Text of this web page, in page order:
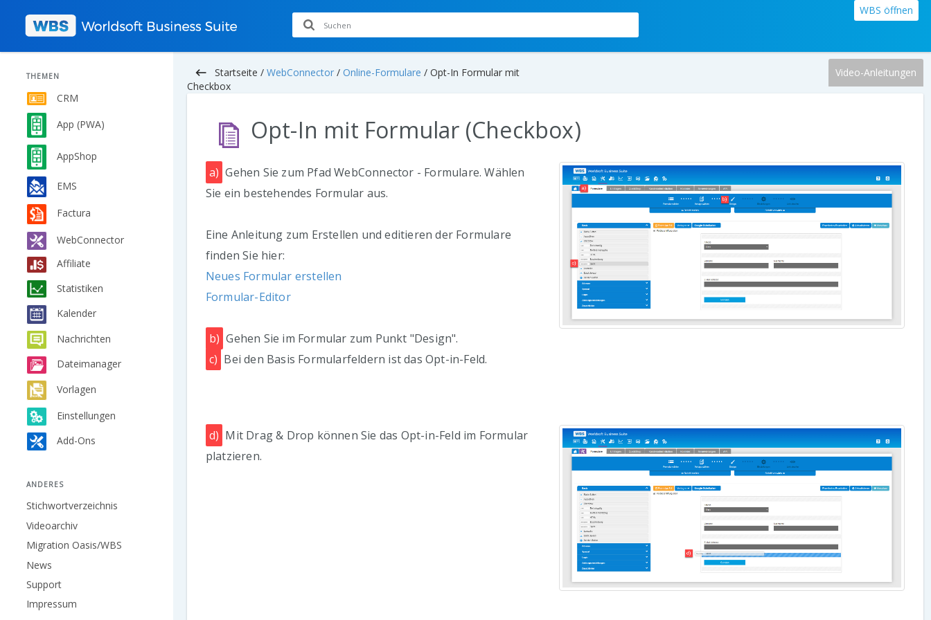
WBS öffnen
THEMEN
CRM
App (PWA)
AppShop
EMS
Factura
WebConnector
Affiliate
Statistiken
Kalender
Nachrichten
Dateimanager
Vorlagen
Einstellungen
Add-Ons
ANDERES
Stichwortverzeichnis
Videoarchiv
Migration Oasis/WBS
News
Support
Impressum
keyboard_backspace Startseite / WebConnector / Online-Formulare / Opt-In Formular mit
Checkbox
Video-Anleitungen
Opt-In mit Formular (Checkbox)
a) Gehen Sie zum Pfad WebConnector - Formulare. Wählen
Sie ein bestehendes Formular aus.
Eine Anleitung zum Erstellen und editieren der Formulare
finden Sie hier:
Neues Formular erstellen
Formular-Editor
b) Gehen Sie im Formular zum Punkt "Design".
c) Bei den Basis Formularfeldern ist das Opt-in-Feld.
d) Mit Drag & Drop können Sie das Opt-in-Feld im Formular
platzieren.